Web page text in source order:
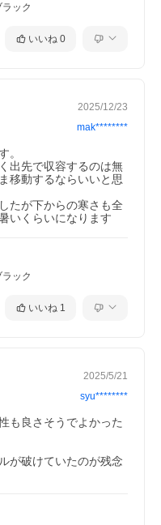
ック
いいね 0
2025/12/23
mak********
。
出先で収容するのは無
移動するならいいと思
たが下からの寒さも全
いくらいになります
ック
いいね 1
2025/5/21
syu********
も良さそうでよかった
が破けていたのが残念